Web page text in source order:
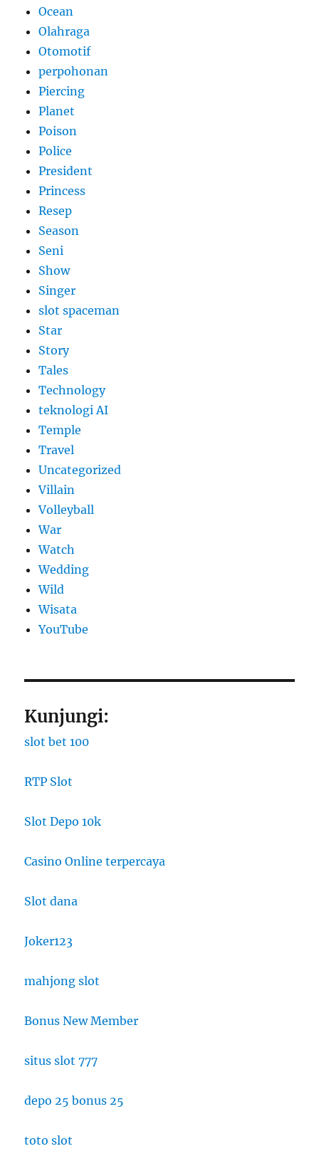
Ocean
Olahraga
Otomotif
perpohonan
Piercing
Planet
Poison
Police
President
Princess
Resep
Season
Seni
Show
Singer
slot spaceman
Star
Story
Tales
Technology
teknologi AI
Temple
Travel
Uncategorized
Villain
Volleyball
War
Watch
Wedding
Wild
Wisata
YouTube
Kunjungi:
slot bet 100
RTP Slot
Slot Depo 10k
Casino Online terpercaya
Slot dana
Joker123
mahjong slot
Bonus New Member
situs slot 777
depo 25 bonus 25
toto slot